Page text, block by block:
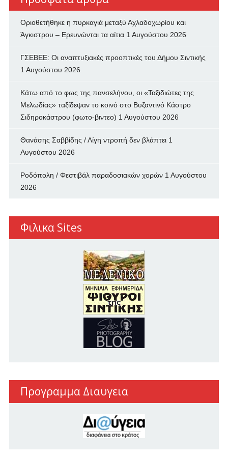
Οριοθετήθηκε η πυρκαγιά μεταξύ Αχλαδοχωρίου και
Άγκιστρου – Ερευνώνται τα αίτια 1 Αυγούστου 2026
ΓΣΕΒΕΕ: Οι αναπτυξιακές προοπτικές του Δήμου Σιντικής
1 Αυγούστου 2026
Κάτω από το φως της πανσελήνου, οι «Ταξιδιώτες της
Μελωδίας» ταξίδεψαν το κοινό στο Βυζαντινό Κάστρο
Σιδηροκάστρου (φωτο-βιντεο) 1 Αυγούστου 2026
Θανάσης Σαββίδης / Λίγη ντροπή δεν βλάπτει 1
Αυγούστου 2026
Ροδόπολη / Φεστιβάλ παραδοσιακών χορών 1 Αυγούστου
2026
Φιλικα Sites
Προγραμμα Διαυγεια